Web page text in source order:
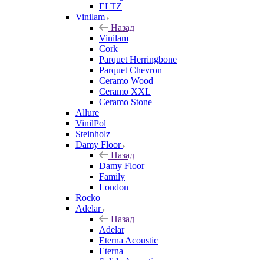
ELTZ
Vinilam
Назад
Vinilam
Cork
Parquet Herringbone
Parquet Chevron
Ceramo Wood
Ceramo XXL
Ceramo Stone
Allure
VinilPol
Steinholz
Damy Floor
Назад
Damy Floor
Family
London
Rocko
Adelar
Назад
Adelar
Eterna Acoustic
Eterna